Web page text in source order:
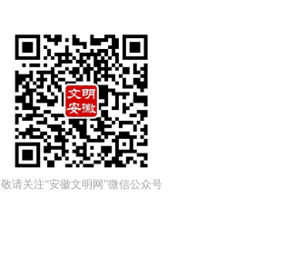
敬请关注“安徽文明网”微信公众号